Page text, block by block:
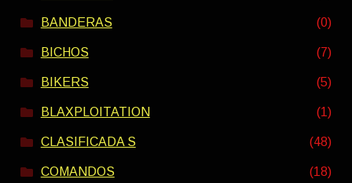
BANDERAS (0)
BICHOS (7)
BIKERS (5)
BLAXPLOITATION (1)
CLASIFICADA S (48)
COMANDOS (18)